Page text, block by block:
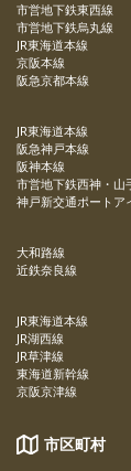
市営地下鉄東西線
市営地下鉄烏丸線
JR東海道本線
京阪本線
阪急京都本線
JR東海道本線
阪急神戸本線
阪神本線
市営地下鉄西神・山
神戸新交通ポートア
大和路線
近鉄奈良線
JR東海道本線
JR湖西線
JR草津線
東海道新幹線
京阪京津線
市区町村